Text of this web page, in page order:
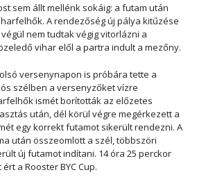
sem állt mellénk sokáig: a futam után
A rendezőség új pálya kitűzése
nem tudtak végig vitorlázni a
vihar elől a partra indult a mezőny.
versenynapon is próbára tette a
szélben a versenyzőket vízre
ismét borították az előzetes
után, dél körül végre megérkezett a
egy korrekt futamot sikerült rendezni. A
után összeomlott a szél, többszöri
új futamot indítani. 14 óra 25 perckor
a Rooster BYC Cup.